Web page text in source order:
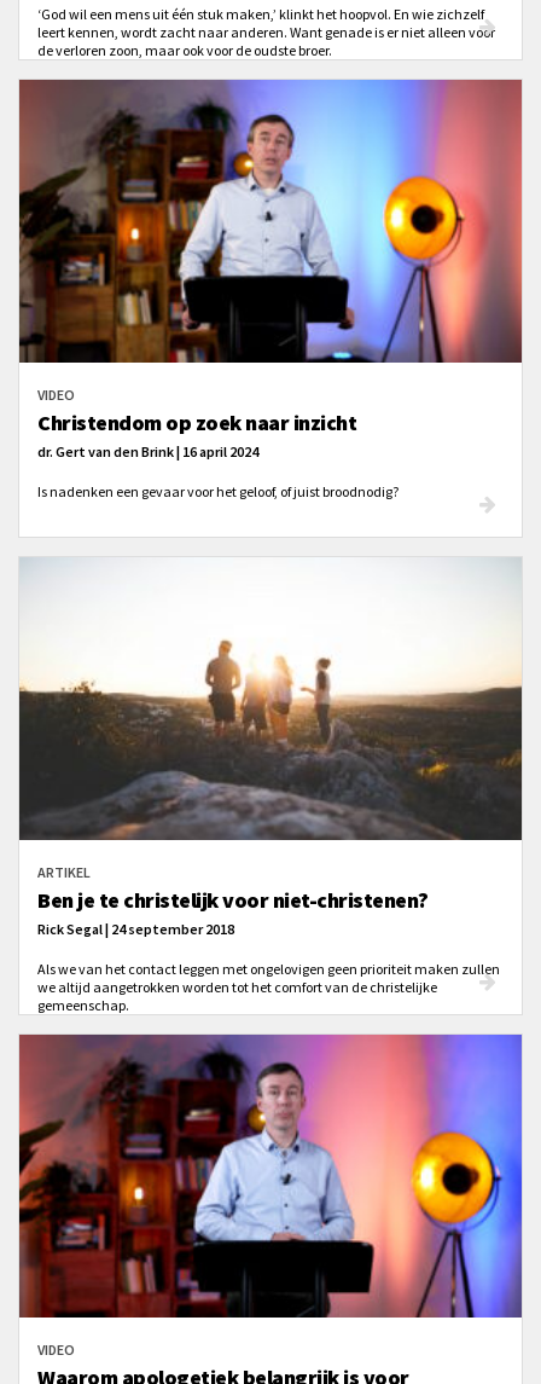
‘God wil een mens uit één stuk maken,’ klinkt het hoopvol. En wie zichzelf
leert kennen, wordt zacht naar anderen. Want genade is er niet alleen voor
de verloren zoon, maar ook voor de oudste broer.
VIDEO
Christendom op zoek naar inzicht
dr. Gert van den Brink | 16 april 2024
Is nadenken een gevaar voor het geloof, of juist broodnodig?
ARTIKEL
Ben je te christelijk voor niet-christenen?
Rick Segal | 24 september 2018
Als we van het contact leggen met ongelovigen geen prioriteit maken zullen
we altijd aangetrokken worden tot het comfort van de christelijke
gemeenschap.
VIDEO
Waarom apologetiek belangrijk is voor